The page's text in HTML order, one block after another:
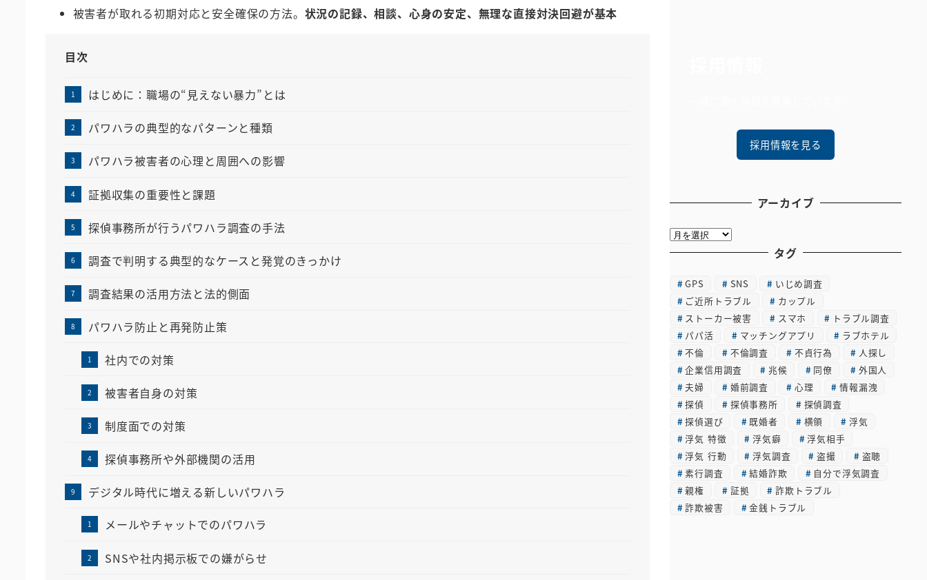
被害者が取れる初期対応と安全確保の方法。 状況の記録、相談、心身の安定、無理な直接対決回避が基本
目次
はじめに：職場の“見えない暴力”とは
パワハラの典型的なパターンと種類
パワハラ被害者の心理と周囲への影響
証拠収集の重要性と課題
探偵事務所が行うパワハラ調査の手法
調査で判明する典型的なケースと発覚のきっかけ
調査結果の活用方法と法的側面
パワハラ防止と再発防止策
社内での対策
被害者自身の対策
制度面での対策
探偵事務所や外部機関の活用
デジタル時代に増える新しいパワハラ
メールやチャットでのパワハラ
SNSや社内掲示板での嫌がらせ
採用情報を見る
アーカイブ
ア
ー
イ
ブ
タグ
GPS SNS
いじめ調査
ご近所トラブル
カップル
ストーカー被害
スマホ
トラブル調査
パパ活
マッチングアプリ
ラブホテル
不倫
不倫調査 不貞行為
人探し
企業信用調査
兆候 同僚
外国人
夫婦
婚前調査 心理
情報漏洩
探偵
探偵事務所
探偵調査
探偵選び
既婚者 横領
浮気
浮気 特徴
浮気癖
浮気相手
浮気 行動
浮気調査 盗撮
盗聴
素行調査
結婚詐欺
自分で浮気調査
親権
証拠
詐欺トラブル
詐欺被害
金銭トラブル